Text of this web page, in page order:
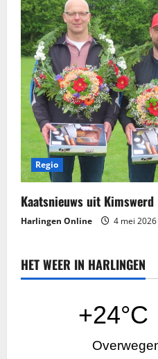
Regio
Kaatsnieuws​ uit Kimswerd
Harlingen Online 4 mei 2026
HET WEER IN HARLINGEN
+24°C